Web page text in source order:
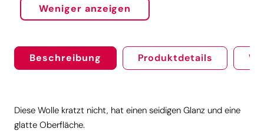
Weniger anzeigen
Beschreibung Produktdetails
Diese Wolle kratzt nicht, hat einen seidigen Glanz und eine
glatte Oberfläche.